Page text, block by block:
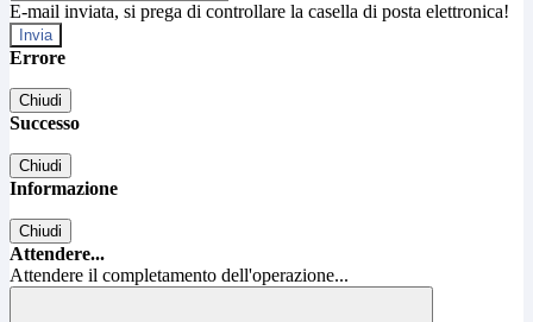
E-mail inviata, si prega di controllare la casella di posta elettronica!
Errore
Chiudi
Successo
Chiudi
Informazione
Chiudi
Attendere...
Attendere il completamento dell'operazione...